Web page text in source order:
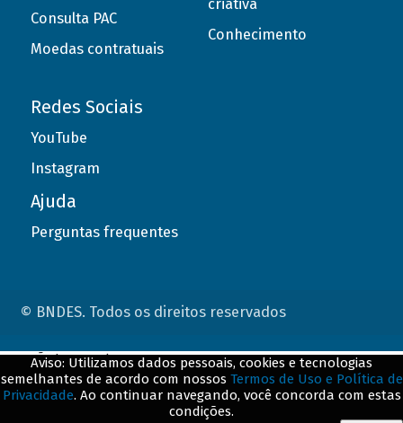
Consulta PAC
Moedas contratuais
criativa
Conhecimento
Redes Sociais
YouTube
Instagram
Ajuda
Perguntas frequentes
© BNDES. Todos os direitos reservados
Aviso: Utilizamos dados pessoais, cookies e tecnologias
semelhantes de acordo com nossos Termos de Uso e Política de
Privacidade. Ao continuar navegando, você concorda com estas
condições.
ConteÃºdo complementar
${title}${badge}